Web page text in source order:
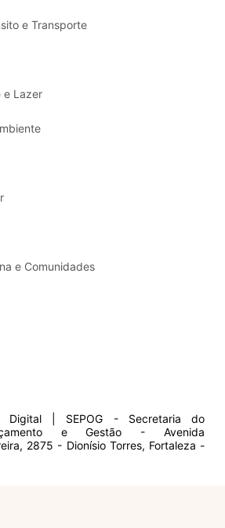
e Transporte
Turismo, Esporte e Lazer
e Comunidades
Digital | SEPOG - Secretaria do
e Gestão - Avenida
2875 - Dionísio Torres, Fortaleza -